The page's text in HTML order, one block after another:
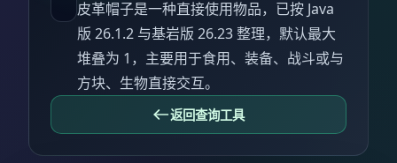
皮革帽子是一种直接使用物品，已按 Java
版 26.1.2 与基岩版 26.23 整理，默认最大
堆叠为 1，主要用于食用、装备、战斗或与
方块、生物直接交互。
返回查询工具